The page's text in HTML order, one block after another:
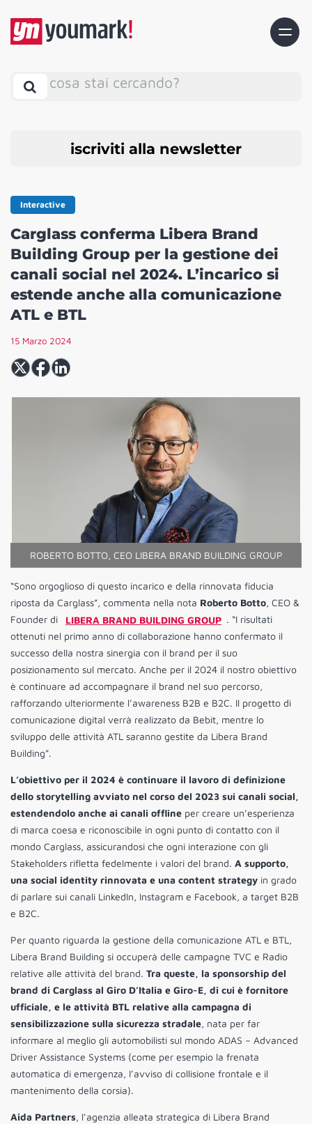
cosa stai cercando?
iscriviti alla newsletter
Interactive
Carglass conferma Libera Brand
Building Group per la gestione dei
canali social nel 2024. L’incarico si
estende anche alla comunicazione
ATL e BTL
15 Marzo 2024
ROBERTO BOTTO, CEO LIBERA BRAND BUILDING GROUP
“Sono orgoglioso di questo incarico e della rinnovata fiducia
riposta da Carglass”, commenta nella nota Roberto Botto, CEO &
Founder di
LIBERA BRAND BUILDING GROUP . “I risultati
ottenuti nel primo anno di collaborazione hanno confermato il
successo della nostra sinergia con il brand per il suo
posizionamento sul mercato. Anche per il 2024 il nostro obiettivo
è continuare ad accompagnare il brand nel suo percorso,
rafforzando ulteriormente l’awareness B2B e B2C. Il progetto di
comunicazione digital verrà realizzato da Bebit, mentre lo
sviluppo delle attività ATL saranno gestite da Libera Brand
Building”.
L’obiettivo per il 2024 è continuare il lavoro di definizione
dello storytelling avviato nel corso del 2023 sui canali social,
estendendolo anche ai canali offline per creare un’esperienza
di marca coesa e riconoscibile in ogni punto di contatto con il
mondo Carglass, assicurandosi che ogni interazione con gli
Stakeholders rifletta fedelmente i valori del brand. A supporto,
una social identity rinnovata e una content strategy in grado
di parlare sui canali LinkedIn, Instagram e Facebook, a target B2B
e B2C.
Per quanto riguarda la gestione della comunicazione ATL e BTL,
Libera Brand Building si occuperà delle campagne TVC e Radio
relative alle attività del brand. Tra queste, la sponsorship del
brand di Carglass al Giro D’Italia e Giro-E, di cui è fornitore
ufficiale, e le attività BTL relative alla campagna di
sensibilizzazione sulla sicurezza stradale, nata per far
informare al meglio gli automobilisti sul mondo ADAS – Advanced
Driver Assistance Systems (come per esempio la frenata
automatica di emergenza, l’avviso di collisione frontale e il
mantenimento della corsia).
Aida Partners, l’agenzia alleata strategica di Libera Brand